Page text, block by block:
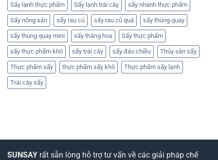
Sấy lạnh thực phẩm Sấy lạnh trái cây sấy nhanh thực phẩm
Sấy nông sản sấy rau củ sấy rau củ quả sấy thùng quay
sấy thùng quay mini sấy thăng hoa Sấy thực phẩm
sấy thực phẩm khô sấy trái cây sấy đảo chiều Thủy sản sấy
Thực phẩm sấy thực phẩm sấy khô Thực phẩm sấy lạnh
Trái cây sấy
SUNSAY rất sẵn lòng hỗ trợ tư vấn về các giải pháp chế